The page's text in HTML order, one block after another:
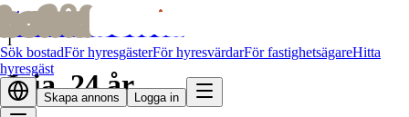
bofridbofrid
Sök bostadFör hyresgästerFör hyresvärdarFör fastighetsägareHitta
hyresgäst
Skapa annons Logga in
Alla bostadssökande
I
Irja,24 år